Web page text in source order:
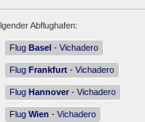
Abflughafen:
Flug Basel - Vichadero
Flug Frankfurt - Vichadero
Flug Hannover - Vichadero
Flug Wien - Vichadero